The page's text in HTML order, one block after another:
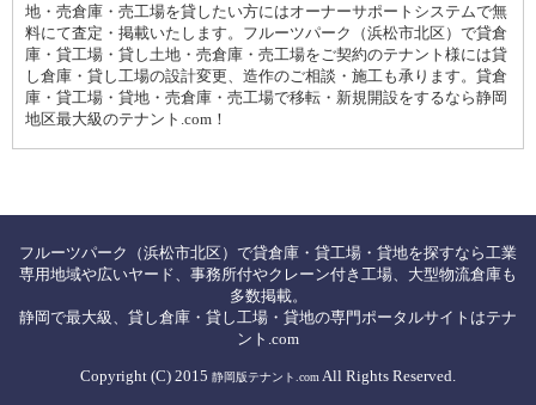
地・売倉庫・売工場を貸したい方にはオーナーサポートシステムで無
料にて査定・掲載いたします。フルーツパーク（浜松市北区）で貸倉
庫・貸工場・貸し土地・売倉庫・売工場をご契約のテナント様には貸
し倉庫・貸し工場の設計変更、造作のご相談・施工も承ります。貸倉
庫・貸工場・貸地・売倉庫・売工場で移転・新規開設をするなら静岡
地区最大級のテナント.com！
フルーツパーク（浜松市北区）で貸倉庫・貸工場・貸地を探すなら工業
専用地域や広いヤード、事務所付やクレーン付き工場、大型物流倉庫も
多数掲載。
静岡で最大級、貸し倉庫・貸し工場・貸地の専門ポータルサイトはテナ
ント.com
Copyright (C) 2015 静岡版テナント.com All Rights Reserved.